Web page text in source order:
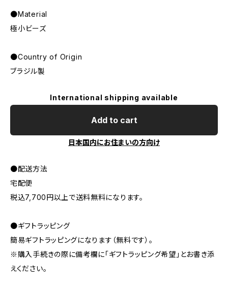
●Material
極小ビーズ
●Country of Origin
ブラジル製
International shipping available
Add to cart
日本国内にお住まいの方向け
●配送方法
宅配便
税込7,700円以上で送料無料になります。
●ギフトラッピング
簡易ギフトラッピングになります（無料です）。
※購入手続きの際に備考欄に「ギフトラッピング希望」とお書き添
えください。